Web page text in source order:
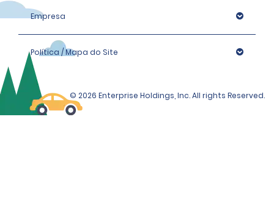
Empresa
Política / Mapa do Site
© 2026 Enterprise Holdings, Inc. All rights Reserved.